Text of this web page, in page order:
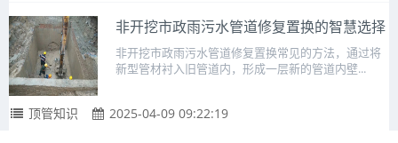
非开挖市政雨污水管道修复置换的智慧选择
非开挖市政雨污水管道修复置换常见的方法，通过将
新型管材衬入旧管道内，形成一层新的管道内壁...
顶管知识 2025-04-09 09:22:19